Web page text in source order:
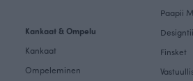
Kankaat & Ompelu
Kankaat
Ompeleminen
Paapii
Finsket